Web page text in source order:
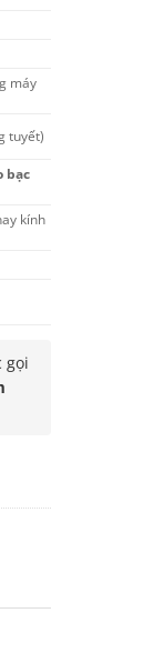
máy
tuyết)
bạc
kính
gọi